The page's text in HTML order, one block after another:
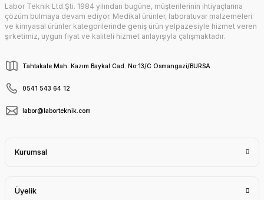
Labor Teknik Ltd.Şti. 1984 yılından bugüne, müşterilerinin ihtiyaçlarına
çözüm bulmaya devam ediyor. Medikal ürünler, laboratuvar malzemeleri
ve kimyasal ürünler kategorilerinde geniş ürün yelpazesiyle hizmet veren
şirketimiz, uygun fiyat ve kaliteli hizmet anlayışıyla çalışmaktadır.
Tahtakale Mah. Kazım Baykal Cad. No:13/C Osmangazi/BURSA
0541 543 64 12
labor@laborteknik.com
Kurumsal
Üyelik